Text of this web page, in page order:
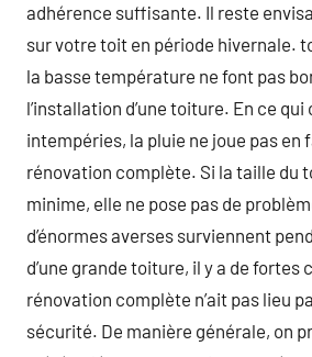
adhérence suffisante. Il reste
sur votre toit en période hivernale.
la basse température ne font pas
l’installation d’une toiture. En ce
intempéries, la pluie ne joue pas en
rénovation complète. Si la taille du
minime, elle ne pose pas de
d’énormes averses surviennent
d’une grande toiture, il y a de fortes
rénovation complète n’ait pas lieu
sécurité. De manière générale, on